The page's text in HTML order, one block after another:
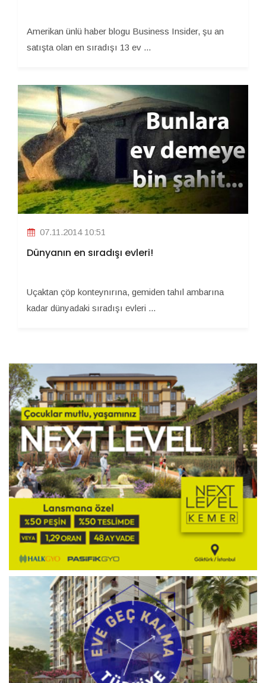
Amerikan ünlü haber blogu Business Insider, şu an
satışta olan en sıradışı 13 ev ...
07.11.2014 10:51
Dünyanın en sıradışı evleri!
Uçaktan çöp konteynırına, gemiden tahıl ambarına
kadar dünyadaki sıradışı evleri ...